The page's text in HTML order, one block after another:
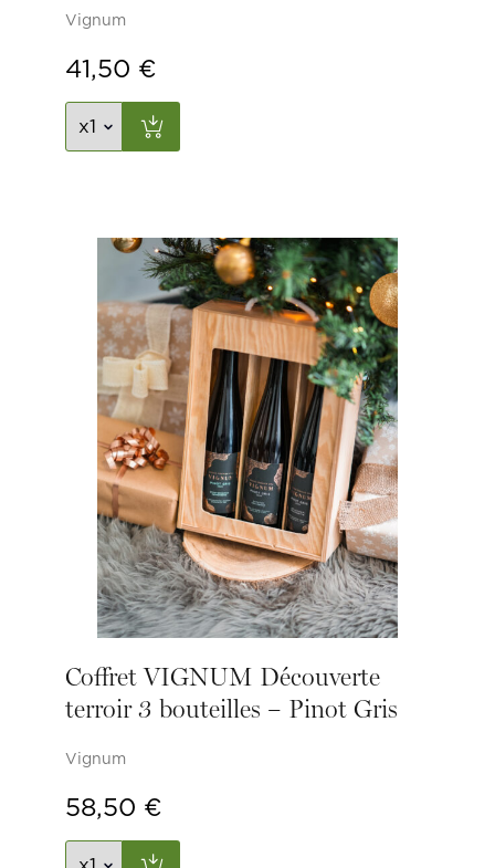
Vignum
41,50 €
Coffret VIGNUM Découverte
terroir 3 bouteilles – Pinot Gris
Vignum
58,50 €